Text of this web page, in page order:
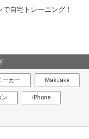
自宅トレーニング！
ーカー Makuake
iPhone